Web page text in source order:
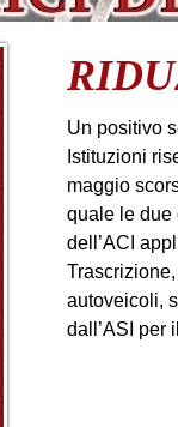
Un positivo
Istituzioni
maggio
quale le due
dell’ACI
autoveicoli,
dall’ASI per